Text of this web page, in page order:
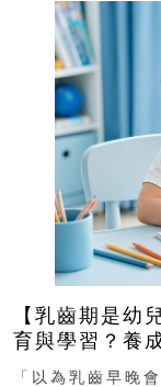
【乳齒期是幼
育與學習？養成良好
瑯質 兒童牙膏
「以為乳齒早晚